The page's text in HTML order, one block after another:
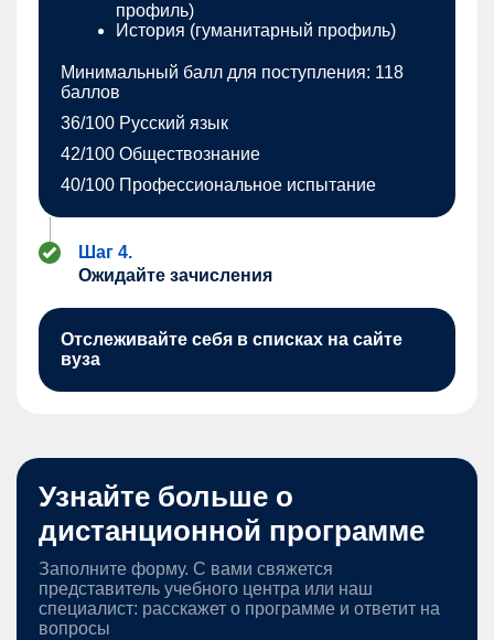
профиль)
История (гуманитарный профиль)
Минимальный балл для поступления: 118
баллов
36/100 Русский язык
42/100 Обществознание
40/100 Профессиональное испытание
Шаг 4.
Ожидайте зачисления
Отслеживайте себя в списках на сайте
вуза
Узнайте больше о
дистанционной программе
Заполните форму. С вами свяжется
представитель учебного центра или наш
специалист: расскажет о программе и ответит на
вопросы